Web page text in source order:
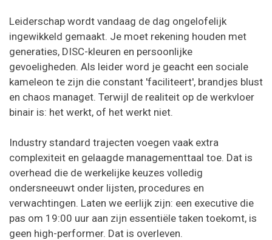
Leiderschap wordt vandaag de dag ongelofelijk
ingewikkeld gemaakt. Je moet rekening houden met
generaties, DISC-kleuren en persoonlijke
gevoeligheden. Als leider word je geacht een sociale
kameleon te zijn die constant 'faciliteert', brandjes blust
en chaos managet. Terwijl de realiteit op de werkvloer
binair is: het werkt, of het werkt niet.
Industry standard trajecten voegen vaak extra
complexiteit en gelaagde managementtaal toe. Dat is
overhead die de werkelijke keuzes volledig
ondersneeuwt onder lijsten, procedures en
verwachtingen. Laten we eerlijk zijn: een executive die
pas om 19:00 uur aan zijn essentiële taken toekomt, is
geen high-performer. Dat is overleven.